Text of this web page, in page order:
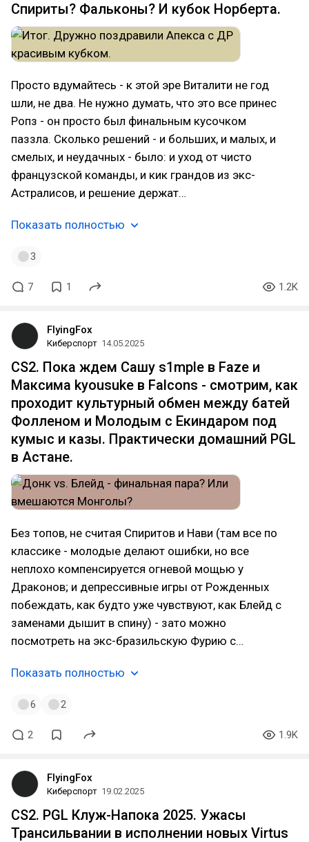
Спириты? Фальконы? И кубок Норберта.
Просто вдумайтесь - к этой эре Виталити не год
шли, не два. Не нужно думать, что это все принес
Ропз - он просто был финальным кусочком
паззла. Сколько решений - и больших, и малых, и
смелых, и неудачных - было: и уход от чисто
французской команды, и кик грандов из экс-
Астралисов, и решение держат…
Показать полностью
3
7 1 1.2K
FlyingFox
Киберспорт 14.05.2025
CS2. Пока ждем Сашу s1mple в Faze и
Максима kyousuke в Falcons - смотрим, как
проходит культурный обмен между батей
Фолленом и Молодым с Екиндаром под
кумыс и казы. Практически домашний PGL
в Астане.
Без топов, не считая Спиритов и Нави (там все по
классике - молодые делают ошибки, но все
неплохо компенсируется огневой мощью у
Драконов; и депрессивные игры от Рожденных
побеждать, как будто уже чувствуют, как Блейд с
заменами дышит в спину) - зато можно
посмотреть на экс-бразильскую Фурию с…
Показать полностью
6 2
2 1.9K
FlyingFox
Киберспорт 19.02.2025
CS2. PGL Клуж-Напока 2025. Ужасы
Трансильвании в исполнении новых Virtus